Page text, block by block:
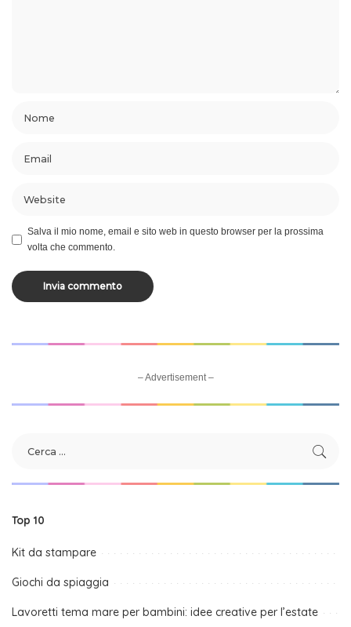
Salva il mio nome, email e sito web in questo browser per la prossima
volta che commento.
– Advertisement –
Top 10
Kit da stampare
Giochi da spiaggia
Lavoretti tema mare per bambini: idee creative per l’estate